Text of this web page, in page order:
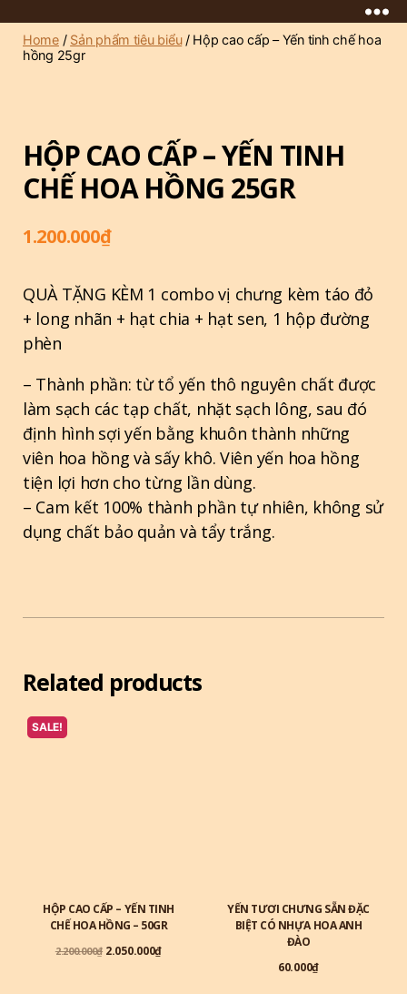
Yến
Sào
Mai
Home/ Sản phẩm tiêu biểu/ Hộp cao cấp – Yến tinh chế hoa
hồng 25gr
HỘP CAO CẤP – YẾN TINH
CHẾ HOA HỒNG 25GR
1.200.000₫
QUÀ TẶNG KÈM 1 combo vị chưng kèm táo đỏ
+ long nhãn + hạt chia + hạt sen, 1 hộp đường
phèn
– Thành phần: từ tổ yến thô nguyên chất được
làm sạch các tạp chất, nhặt sạch lông, sau đó
định hình sợi yến bằng khuôn thành những
viên hoa hồng và sấy khô. Viên yến hoa hồng
tiện lợi hơn cho từng lần dùng.
– Cam kết 100% thành phần tự nhiên, không sử
dụng chất bảo quản và tẩy trắng.
Related products
SALE!
HỘP CAO CẤP – YẾN TINH
CHẾ HOA HỒNG – 50GR
2.200.000₫ 2.050.000₫
YẾN TƯƠI CHƯNG SẴN ĐẶC
BIỆT CÓ NHỰA HOA ANH
ĐÀO
60.000₫